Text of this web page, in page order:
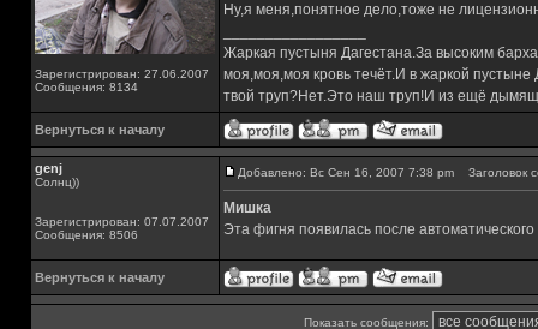
Зарегистрирован: 27.06.2007
Сообщения: 8134
Ну,я меня,понятное дело,тоже не
Жаркая пустыня Дагестана.За высоким
моя,моя,моя кровь течёт.И в жаркой
твой труп?Нет.Это наш труп!И из ещё
Вернуться к началу
genj
Солнц))
Зарегистрирован: 07.07.2007
Сообщения: 8506
Добавлено: Вс Сен 16, 2007 7:38 pm Заголовок
Мишка
Эта фигня появилась после
Вернуться к началу
Показать сообщения: